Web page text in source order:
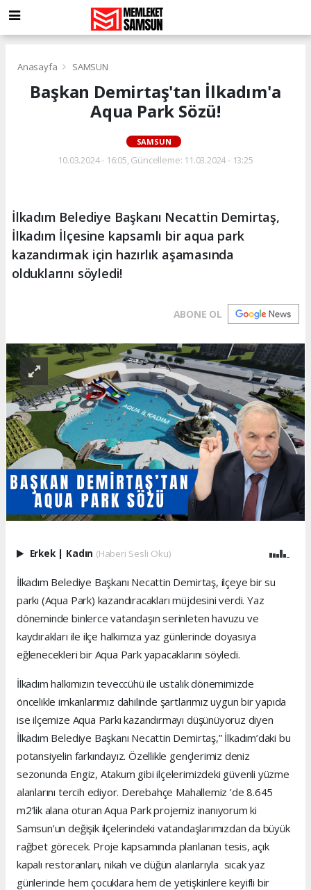
Anasayfa SAMSUN
Başkan Demirtaş'tan İlkadım'a
Aqua Park Sözü!
SAMSUN
10.03.2024 - 16:05, Güncelleme: 11.03.2024 - 13:25
İlkadım Belediye Başkanı Necattin Demirtaş,
İlkadım İlçesine kapsamlı bir aqua park
kazandırmak için hazırlık aşamasında
olduklarını söyledi!
ABONE OL
Erkek | Kadın (Haberi Sesli Oku)
İlkadım Belediye Başkanı Necattin Demirtaş, ilçeye bir su
parkı (Aqua Park) kazandıracakları müjdesini verdi. Yaz
döneminde binlerce vatandaşın serinleten havuzu ve
kaydırakları ile ilçe halkımıza yaz günlerinde doyasıya
eğlenecekleri bir Aqua Park yapacaklarını söyledi.
İlkadım halkımızın teveccühü ile ustalık dönemimizde
öncelikle imkanlarımız dahilinde şartlarımız uygun bir yapıda
ise ilçemize Aqua Parkı kazandırmayı düşünüyoruz diyen
İlkadım Belediye Başkanı Necattin Demirtaş,” İlkadım’daki bu
potansiyelin farkındayız. Özellikle gençlerimiz deniz
sezonunda Engiz, Atakum gibi ilçelerimizdeki güvenli yüzme
alanlarını tercih ediyor. Derebahçe Mahallemiz ’de 8.645
m2’lik alana oturan Aqua Park projemiz inanıyorum ki
Samsun’un değişik ilçelerindeki vatandaşlarımızdan da büyük
rağbet görecek. Proje kapsamında planlanan tesis, açık
kapalı restoranları, nikah ve düğün alanlarıyla sıcak yaz
günlerinde hem çocuklara hem de yetişkinlere keyifli bir